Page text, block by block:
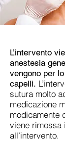
L’intervento
anestesia
vengono per
capelli.
sutura molto
medicazione
modicamente
viene rimossa
all’intervento.